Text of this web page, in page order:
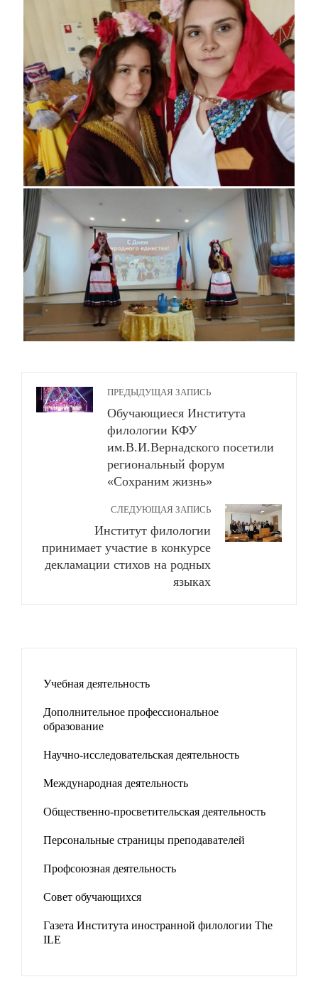
ПРЕДЫДУЩАЯ ЗАПИСЬ
Обучающиеся Института
филологии КФУ
им.В.И.Вернадского посетили
региональный форум
«Сохраним жизнь»
СЛЕДУЮЩАЯ ЗАПИСЬ
Институт филологии
принимает участие в конкурсе
декламации стихов на родных
языках
Учебная деятельность
Дополнительное профессиональное
образование
Научно-исследовательская деятельность
Международная деятельность
Общественно-просветительская деятельность
Персональные страницы преподавателей
Профсоюзная деятельность
Совет обучающихся
Газета Института иностранной филологии The
ILE